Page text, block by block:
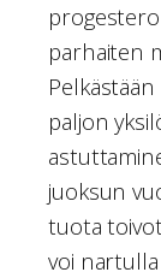
parhaiten
paljon
juoksun
tuota
voi